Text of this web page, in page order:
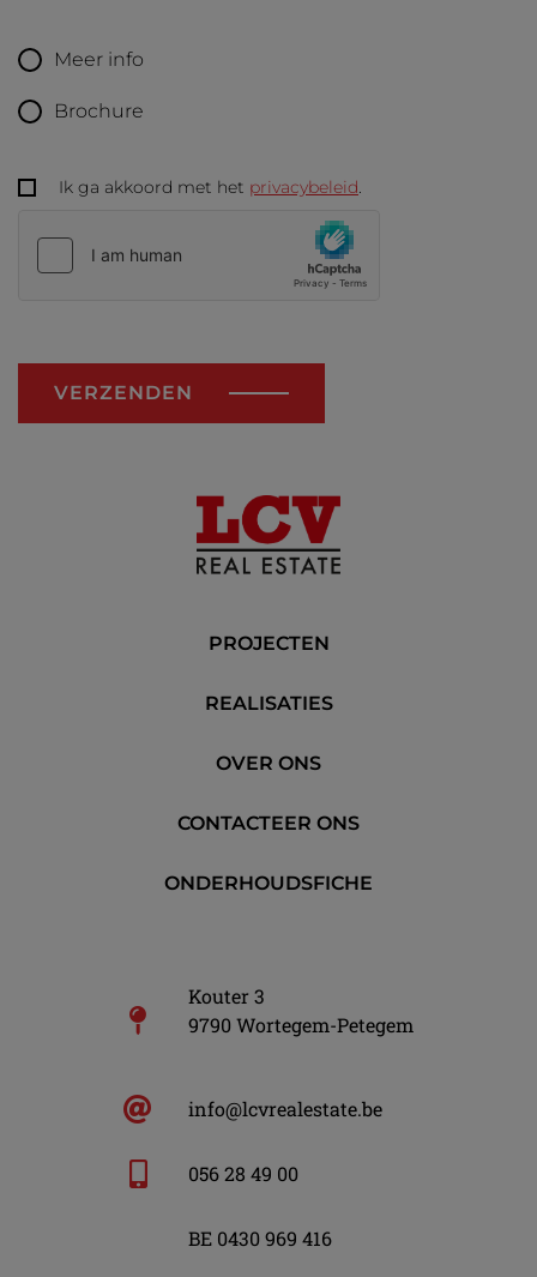
Meer info
Brochure
Ik ga akkoord met het privacybeleid.
VERZENDEN
PROJECTEN
REALISATIES
OVER ONS
CONTACTEER ONS
ONDERHOUDSFICHE
Kouter 3
9790 Wortegem-Petegem
info@lcvrealestate.be
056 28 49 00
BE 0430 969 416